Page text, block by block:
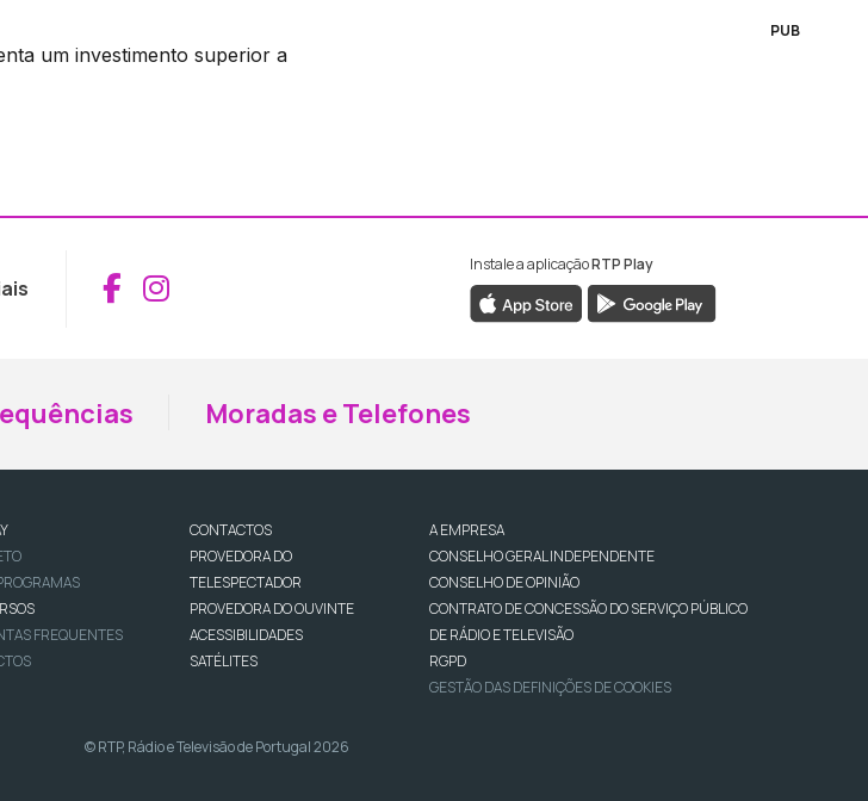
um investimento superior a
PUB
Aceder ao Facebook da RTP Madeira
Aceder ao Instagram da RTP Madeira
Instale a aplicaçãoRTP Play
Moradas e Telefones
FREQUENTES
CONTACTOS
PROVEDORA DO
TELESPECTADOR
PROVEDORA DO OUVINTE
ACESSIBILIDADES
SATÉLITES
A EMPRESA
CONSELHO GERAL INDEPENDENTE
CONSELHO DE OPINIÃO
CONTRATO DE CONCESSÃO DO SERVIÇO PÚBLICO
DE RÁDIO E TELEVISÃO
RGPD
GESTÃO DAS DEFINIÇÕES DE COOKIES
© RTP, Rádio e Televisão de Portugal 2026